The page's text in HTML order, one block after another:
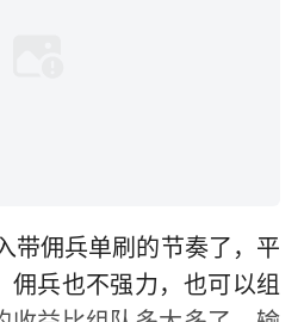
带佣兵单刷的节奏了，平
佣兵也不强力，也可以组